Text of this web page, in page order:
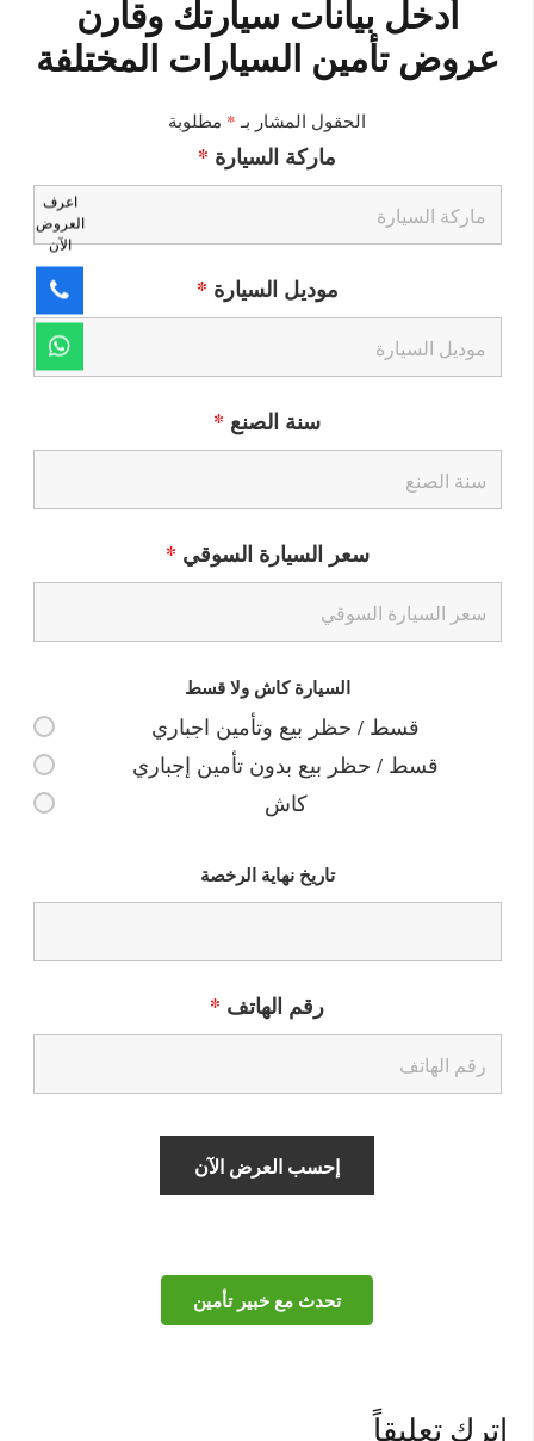
أدخل بيانات سيارتك وقارن
عروض تأمين السيارات المختلفة
الحقول المشار بـ * مطلوبة
ماركة السيارة *
موديل السيارة *
سنة الصنع *
سعر السيارة السوقي *
السيارة كاش ولا قسط
قسط / حظر بيع وتأمين اجباري
قسط / حظر بيع بدون تأمين إجباري
كاش
تاريخ نهاية الرخصة
رقم الهاتف *
تحدث مع خبير تأمين
اترك تعليقاً
اعرف
العروض
الآن